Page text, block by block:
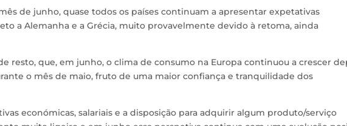
de junho, quase todos os países continuam a apresentar expetativas
a Alemanha e a Grécia, muito provavelmente devido à retoma, ainda
resto, que, em junho, o clima de consumo na Europa continuou a crescer
o mês de maio, fruto de uma maior confiança e tranquilidade dos
económicas, salariais e a disposição para adquirir algum produto/serviço